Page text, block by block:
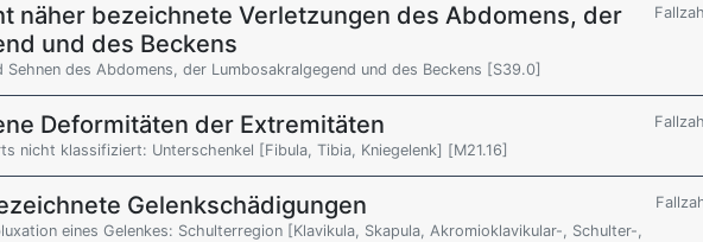
näher bezeichnete Verletzungen des Abdomens, der
und des Beckens
Sehnen des Abdomens, der Lumbosakralgegend und des Beckens [S39.0]
Deformitäten der Extremitäten
nicht klassifiziert: Unterschenkel [Fibula, Tibia, Kniegelenk] [M21.16]
Gelenkschädigungen
eines Gelenkes: Schulterregion [Klavikula, Skapula, Akromioklavikular-, Schulter-,